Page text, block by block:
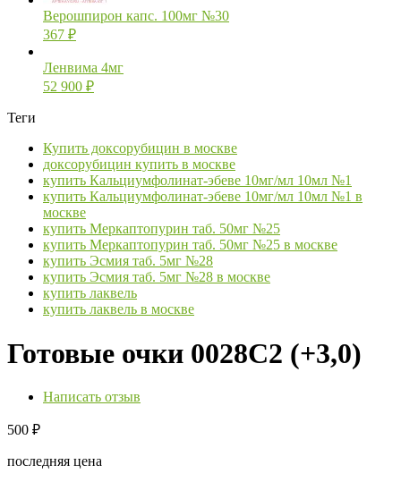
Верошпирон капс. 100мг №30
367 ₽
Ленвима 4мг
52 900 ₽
Теги
Купить доксорубицин в москве
доксорубицин купить в москве
купить Кальциумфолинат-эбеве 10мг/мл 10мл №1
купить Кальциумфолинат-эбеве 10мг/мл 10мл №1 в
москве
купить Меркаптопурин таб. 50мг №25
купить Меркаптопурин таб. 50мг №25 в москве
купить Эсмия таб. 5мг №28
купить Эсмия таб. 5мг №28 в москве
купить лаквель
купить лаквель в москве
Готовые очки 0028С2 (+3,0)
Написать отзыв
500 ₽
последняя цена